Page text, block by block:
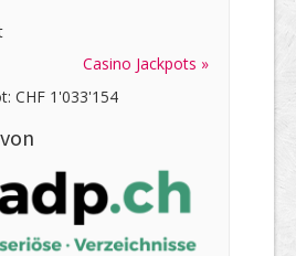
Casino Jackpots »
CHF 1'033'154